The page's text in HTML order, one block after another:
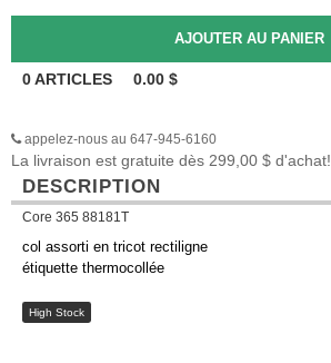
0ARTICLES 0.00 $
appelez-nous au 647-945-6160
La livraison est gratuite dès 299,00 $ d'achat!
DESCRIPTION
Core 365 88181T
col assorti en tricot rectiligne
étiquette thermocollée
High Stock